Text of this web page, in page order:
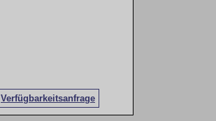
Verfügbarkeitsanfrage